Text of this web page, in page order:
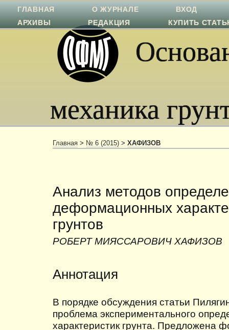
механика
ГЛАВНАЯ О ЖУРНАЛЕ
ВХОД
АРХИВЫ
РЕДАКЦИЯ КУПИТЬ
Главная > № 6 (2015) > ХАФИЗОВ
Анализ методов
деформационных
грунтов
РОБЕРТ МИЯССАРОВИЧ ХАФИЗОВ
Аннотация
В порядке обсуждения статьи
проблема экспериментального
характеристик грунта. Предложена